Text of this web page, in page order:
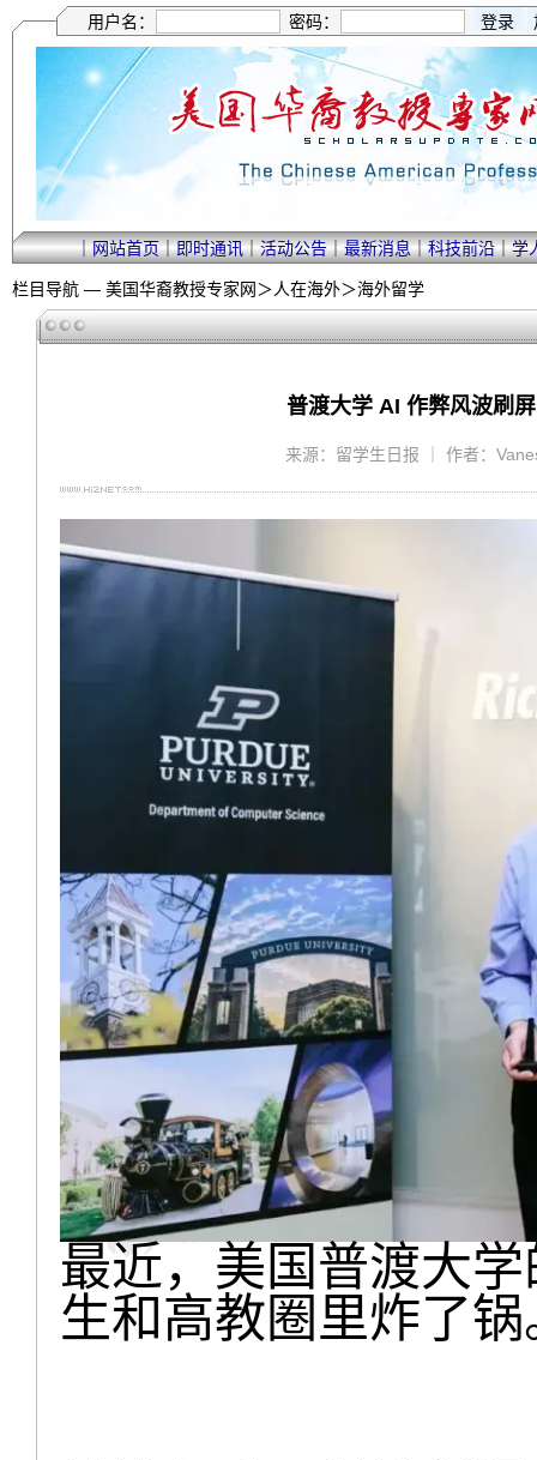
用户名： 密码：
｜网站首页｜即时通讯｜活动公告｜最新消息｜科技前沿｜学
栏目导航 — 美国华裔教授专家网＞人在海外＞海外留学
普渡大学 AI 作弊风波刷
来源：留学生日报 ｜ 作者：
最近，美国普渡大
生和高教圈里炸了锅